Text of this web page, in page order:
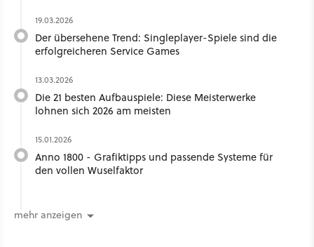
19.03.2026
Der übersehene Trend: Singleplayer-Spiele sind die
erfolgreicheren Service Games
13.03.2026
Die 21 besten Aufbauspiele: Diese Meisterwerke
lohnen sich 2026 am meisten
15.01.2026
Anno 1800 - Grafiktipps und passende Systeme für
den vollen Wuselfaktor
mehr anzeigen